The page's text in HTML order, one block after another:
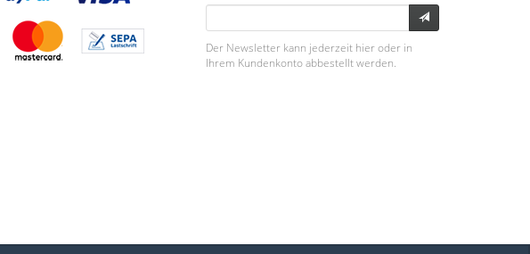
Der Newsletter kann jederzeit hier oder in
Ihrem Kundenkonto abbestellt werden.